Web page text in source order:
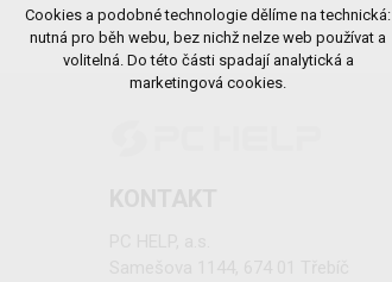
Přijmout všechny cookies
Odmítnout vše
Cookies a podobné technologie dělíme na technická:
nutná pro běh webu, bez nichž nelze web používat a
volitelná. Do této části spadají analytická a
marketingová cookies.